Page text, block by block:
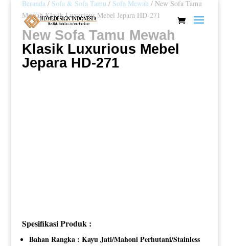
Beranda/ Sofa & Sofa Tamu / Sofa Mewah / New Sofa Tamu
Mewah Klasik Luxurious Mebel Jepara HD-271
New Sofa Tamu Mewah
Klasik Luxurious Mebel
Jepara HD-271
Spesifikasi Produk :
Bahan Rangka : Kayu Jati/Mahoni Perhutani/Stainless